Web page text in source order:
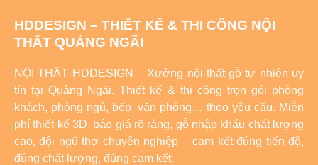
HDDESIGN – THIẾT KẾ & THI CÔNG NỘI
THẤT QUẢNG NGÃI
NỘI THẤT HDDESIGN – Xưởng nội thất gỗ tự nhiên uy
tín tại Quảng Ngãi. Thiết kế & thi công trọn gói phòng
khách, phòng ngủ, bếp, văn phòng… theo yêu cầu. Miễn
phí thiết kế 3D, báo giá rõ ràng, gỗ nhập khẩu chất lượng
cao, đội ngũ thợ chuyên nghiệp – cam kết đúng tiến độ,
đúng chất lượng, đúng cam kết.